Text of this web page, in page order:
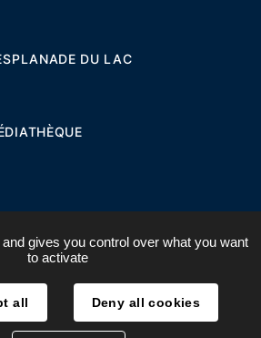
DU LAC
gives you control over what you want
to activate
all Deny all cookies